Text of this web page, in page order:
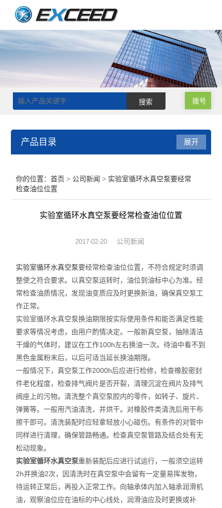
拨号
产品目录
双层玻璃反应釜
单层玻璃反应釜
低温冷却液循环泵
高低温循环一体机
不锈钢高压反应釜
电热套
恒温干燥箱
循环水真空泵
旋片式真空泵/油泵
智能控温仪
油、水浴锅
电动搅拌器
展开
你的位置：首页 > 公司新闻 > 实验室循环水真空泵要经常
检查油位位置
实验室循环水真空泵要经常检查油位位置
2017-02-20 公司新闻
实验室循环水真空泵要经常检查油位位置，不符合规定时须调
整使之符合要求。以真空泵运转时，油位到油标中心为准。经
常检查油质情况，发现油变质应及时更换新油，确保真空泵工
作正常。
实验室循环水真空泵换油期限按实际使用条件和能否满足性能
要求等情况考虑，由用户酌情决定。一般新真空泵，抽除清洁
干燥的气体时，建议在工作100h左右换油一次。待油中看不到
黑色金属粉末后，以后可适当延长换油期限。
一般情况下，真空泵工作2000h后应进行检修，检查橡胶密封
件老化程度，检查排气阀片是否开裂，清理沉淀在阀片及排气
阀座上的污物。清洗整个真空泵腔内的零件，如转子、旋片、
弹簧等。一般用汽油清洗，并烘干。对橡胶件类清洗后用干布
擦干即可。清洗装配时应轻拿轻放小心碰伤。有条件的对管中
同样进行清理，确保管路畅通。检查真空泵管路及结合处有无
松动现象。
实验室循环水真空泵重新装配后应进行试运行，一般须空运转
2h并换油2次，因清洗时在真空泵中会留有一定量易挥发物，
待运转正常后，再投入正常工作。向轴承体内加入轴承润滑机
油，观察油位应在油标的中心线处，润滑油应及时更换或补